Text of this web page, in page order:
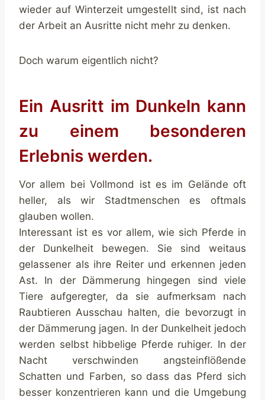
wieder auf Winterzeit umgestellt sind, ist nach
der Arbeit an Ausritte nicht mehr zu denken.
Doch warum eigentlich nicht?
Ein Ausritt im Dunkeln kann
zu einem besonderen
Erlebnis werden.
Vor allem bei Vollmond ist es im Gelände oft
heller, als wir Stadtmenschen es oftmals
glauben wollen.
Interessant ist es vor allem, wie sich Pferde in
der Dunkelheit bewegen. Sie sind weitaus
gelassener als ihre Reiter und erkennen jeden
Ast. In der Dämmerung hingegen sind viele
Tiere aufgeregter, da sie aufmerksam nach
Raubtieren Ausschau halten, die bevorzugt in
der Dämmerung jagen. In der Dunkelheit jedoch
werden selbst hibbelige Pferde ruhiger. In der
Nacht verschwinden angsteinflößende
Schatten und Farben, so dass das Pferd sich
besser konzentrieren kann und die Umgebung